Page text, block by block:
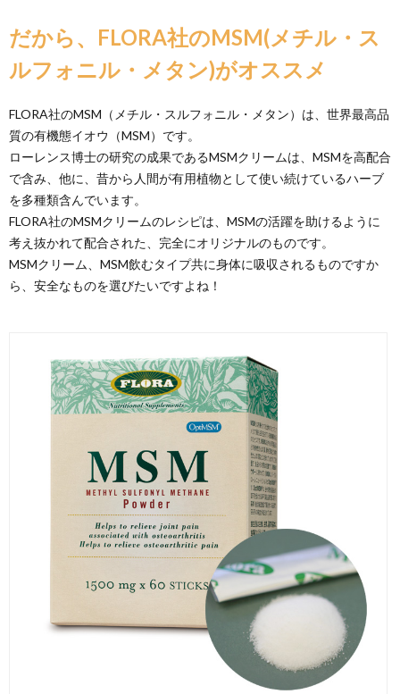
だから、FLORA社のMSM(メチル・ス
ルフォニル・メタン)がオススメ
FLORA社のMSM（メチル・スルフォニル・メタン）は、世界最高品
質の有機態イオウ（MSM）です。
ローレンス博士の研究の成果であるMSMクリームは、MSMを高配合
で含み、他に、昔から人間が有用植物として使い続けているハーブ
を多種類含んでいます。
FLORA社のMSMクリームのレシピは、MSMの活躍を助けるように
考え抜かれて配合された、完全にオリジナルのものです。
MSMクリーム、MSM飲むタイプ共に身体に吸収されるものですか
ら、安全なものを選びたいですよね！